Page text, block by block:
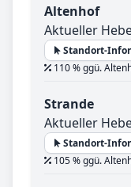
Altenhof
Aktueller
Standort-
110 % ggü.
Strande
Aktueller
Standort-
105 % ggü.